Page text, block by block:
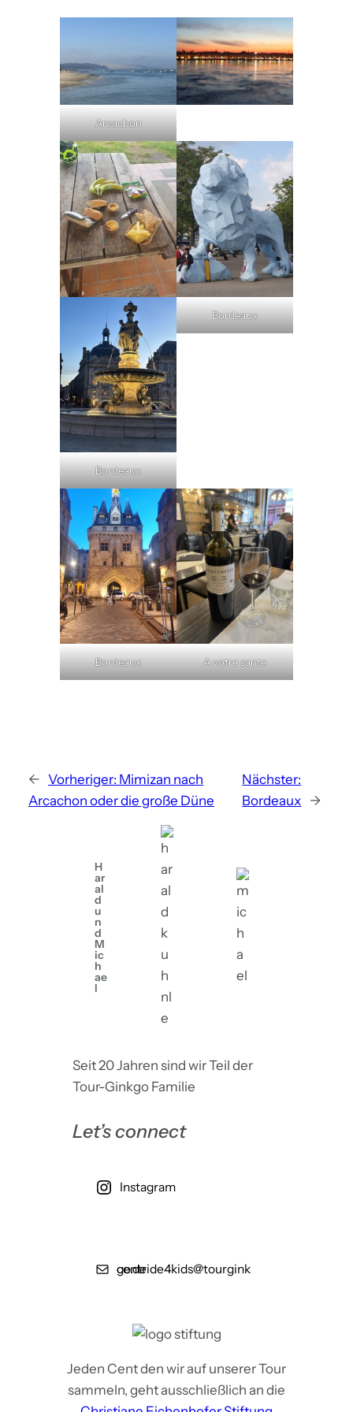
Arcachon
Bordeaux
Bordeaux
Bordeaux A votre sante
← Vorheriger: Mimizan nach
Arcachon oder die große Düne
Nächster:
Bordeaux →
H
ar
al
d
u
n
d
M
ic
h
ae
l
Seit 20 Jahren sind wir Teil der
Tour-Ginkgo Familie
Let’s connect
Instagram
centride4kids@tourginkgo.de
Jeden Cent den wir auf unserer Tour
sammeln, geht ausschließlich an die